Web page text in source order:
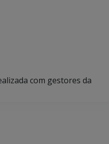
com gestores da